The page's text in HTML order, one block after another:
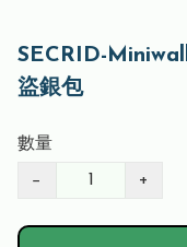
SECRID-
盜銀包
數量
− +